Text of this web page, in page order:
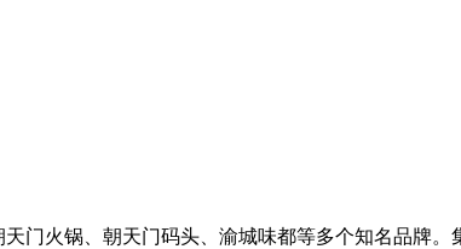
门火锅、朝天门码头、渝城味都等多个知名品牌